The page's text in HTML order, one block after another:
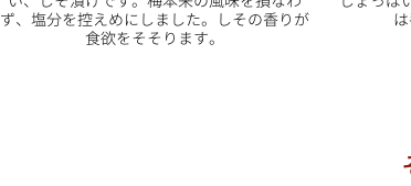
ず、塩分を控えめにしました。しその香りが
食欲をそそります。